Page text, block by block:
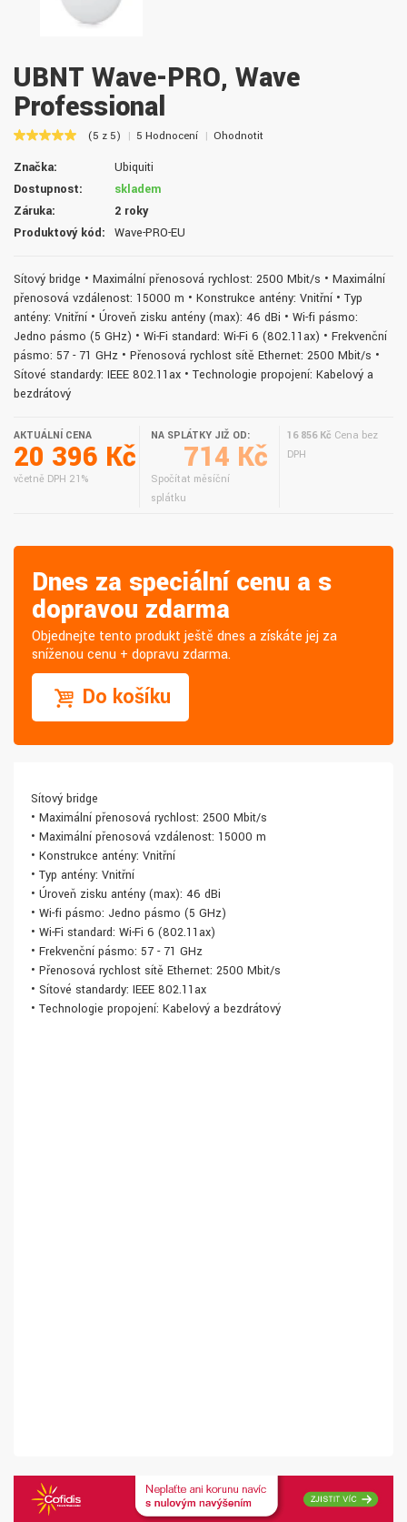
UBNT Wave-PRO, Wave
Professional
(5 z 5) 5 Hodnocení Ohodnotit
Značka:
Ubiquiti
Dostupnost:
skladem
Záruka:
2 roky
Produktový kód:
Wave-PRO-EU
Síťový bridge • Maximální přenosová rychlost: 2500 Mbit/s • Maximální
přenosová vzdálenost: 15000 m • Konstrukce antény: Vnitřní • Typ
antény: Vnitřní • Úroveň zisku antény (max): 46 dBi • Wi-fi pásmo:
Jedno pásmo (5 GHz) • Wi-Fi standard: Wi-Fi 6 (802.11ax) • Frekvenční
pásmo: 57 - 71 GHz • Přenosová rychlost sítě Ethernet: 2500 Mbit/s •
Síťové standardy: IEEE 802.11ax • Technologie propojení: Kabelový a
bezdrátový
AKTUÁLNÍ CENA
20 396 Kč
včetně DPH 21%
NA SPLÁTKY JIŽ OD:
714 Kč
Spočítat měsíční
splátku
16 856 Kč Cena bez
DPH
Dnes za speciální cenu a s
dopravou zdarma
Objednejte tento produkt ještě dnes a získáte jej za
sníženou cenu + dopravu zdarma.
Do košíku
Síťový bridge
• Maximální přenosová rychlost: 2500 Mbit/s
• Maximální přenosová vzdálenost: 15000 m
• Konstrukce antény: Vnitřní
• Typ antény: Vnitřní
• Úroveň zisku antény (max): 46 dBi
• Wi-fi pásmo: Jedno pásmo (5 GHz)
• Wi-Fi standard: Wi-Fi 6 (802.11ax)
• Frekvenční pásmo: 57 - 71 GHz
• Přenosová rychlost sítě Ethernet: 2500 Mbit/s
• Síťové standardy: IEEE 802.11ax
• Technologie propojení: Kabelový a bezdrátový